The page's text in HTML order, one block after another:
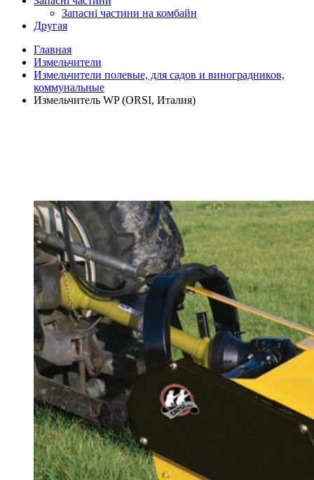
Запасні частини на комбайн
Другая
Главная
Измельчители
Измельчители полевые, для садов и виноградников,
коммунальные
Измельчитель WP (ORSI, Италия)